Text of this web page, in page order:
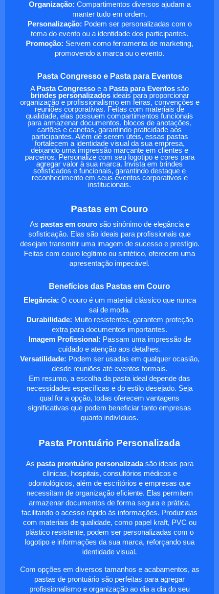
Organização: Compartimentos diversos ajudam a
manter tudo em ordem.
Personalização: Podem ser personalizadas com o
tema do evento ou a identidade dos participantes.
Promoção: Servem como ferramenta de marketing,
promovendo a marca ou o evento.
Pasta Congresso e Pasta para Eventos
A Pasta Congresso e a Pasta para Eventos são
brindes personalizadosideais para proporcionar
organização e profissionalismo em feiras, convenções e
reuniões corporativas. Feitas com materiais de
qualidade, elas possuem compartimentos funcionais
para armazenar documentos, blocos de anotações,
cartões e canetas, garantindo praticidade aos
participantes. Além de serem úteis, essas pastas
fortalecem a identidade visual da sua empresa,
deixando uma impressão marcante em clientes e
parceiros. Personalize com seu logotipo e cores para
agregar valor à sua marca. Invista em brindes
sofisticados e funcionais, garantindo destaque e
reconhecimento em seus eventos corporativos e
institucionais.
Pastas em Couro
As pastas em courosão sinônimo de elegância e
sofisticação. Elas são ideais para profissionais que
desejam transmitir uma imagem de sucesso e prestígio.
Feitas com couro legítimo ou sintético, oferecem uma
apresentação impecável.
Benefícios das Pastas em Couro
Elegância: O couro é um material clássico que nunca
sai de moda.
Durabilidade: Muito resistentes, garantem proteção
extra para documentos importantes.
Imagem Profissional: Passam uma impressão de
cuidado e atenção aos detalhes.
Versatilidade: Podem ser usadas em qualquer ocasião,
desde reuniões até eventos formais.
Em resumo, a escolha da pasta ideal depende das
necessidades específicas e do estilo desejado. Seja
qual for a opção, todas oferecem vantagens
significativas que podem beneficiar tanto empresas
quanto indivíduos.
Pasta Prontuário Personalizada
As pasta prontuário personalizadasão ideais para
clínicas, hospitais, consultórios médicos e
odontológicos, além de escritórios e empresas que
necessitam de organização eficiente. Elas permitem
armazenar documentos de forma segura e prática,
facilitando o acesso rápido às informações. Produzidas
com materiais de qualidade, como papel kraft, PVC ou
plástico resistente, podem ser personalizadas com o
logotipo e informações da sua marca, reforçando sua
identidade visual.
Com opções em diversos tamanhos e acabamentos, as
pastas de prontuário são perfeitas para agregar
profissionalismo e organização ao dia a dia do seu